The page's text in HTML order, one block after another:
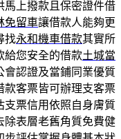
馬上撥款且保密證件借
免留車讓借款人能夠更
找永和機車借款其實所
給您安全的借款土城當
會認證及當鋪同業優質
款客票皆可辦理支客票
支票信用依照自身膚質
除表層老舊角質免費健